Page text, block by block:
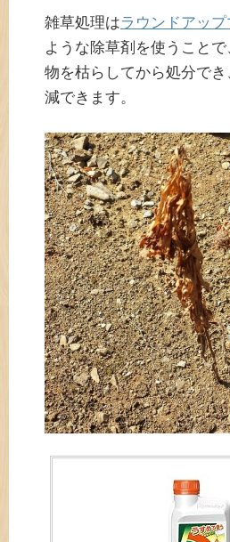
雑草処理はラウンドアッ
ような除草剤を使うこと
物を枯らしてから処分で
減できます。